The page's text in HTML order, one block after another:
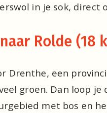
in je sok, direct
Rolde (18
Drenthe, een
groen. Dan loop je
met bos en